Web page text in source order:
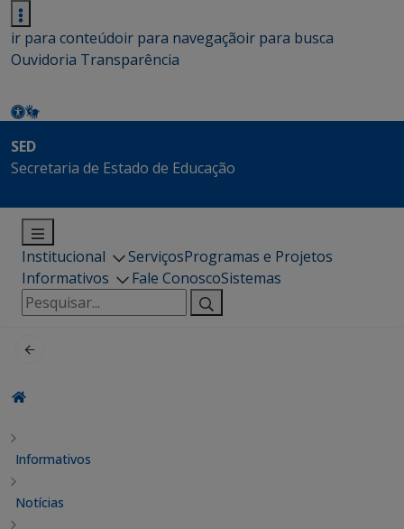
ir para conteúdoir para navegaçãoir para busca
Ouvidoria Transparência
SED
Secretaria de Estado de Educação
Institucional ServiçosProgramas e Projetos
Informativos
Fale ConoscoSistemas
Pesquisar
por:
Informativos
Notícias